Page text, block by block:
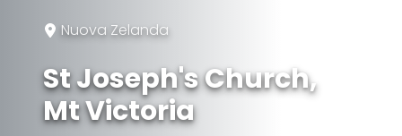
Nuova Zelanda
St Joseph's Church,
Mt Victoria